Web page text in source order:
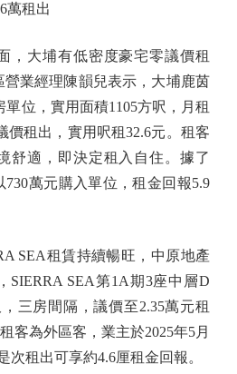
租出
大埔有低密度豪宅零議價租
業經理陳韻兒表示，大埔鹿茵
位，實用面積1105方呎，月租
價租出，實用呎租32.6元。租客
舒適，即決定租入自住。據了
730萬元購入單位，租金回報5.9
SEA租賃持續暢旺，中原地產
SIERRA SEA第1A期3座中層D
三房間隔，議價至2.35萬元租
客為外區客，業主於2025年5月
次租出可享約4.6厘租金回報。